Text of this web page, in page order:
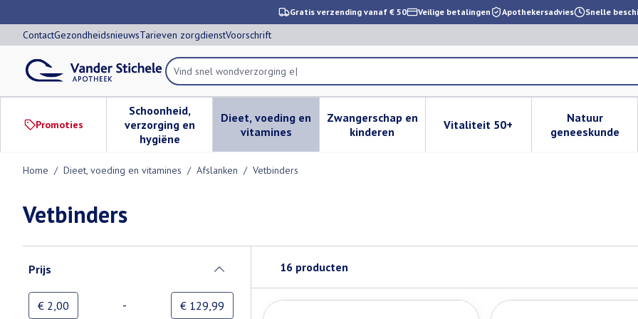
Gratis verzending vanaf € 50 Veilige betalingen Apothekersadvies Snelle
ContactGezondheidsnieuwsTarieven zorgdienstVoorschrift
Product, merk, categorie...
Promoties
Schoonheid,
verzorging en
hygiëne
Toon submenu voor Schoonheid, verzorging en hygiëne categorie
Dieet, voeding en
vitaminesToon submenu voor Dieet, voeding en vitamines categorie
Zwangerschap en
kinderenToon submenu voor Zwangerschap en kinderen
Vitaliteit 50+Toon submenu voor Vitaliteit
Natuur
geneeskunde
Toon
Home / Dieet, voeding en vitamines / Afslanken / Vetbinders
Vetbinders
Prijs
Minimumwaarde
€ 2,00 - Maximale waarde
€ 129,99
16 producten